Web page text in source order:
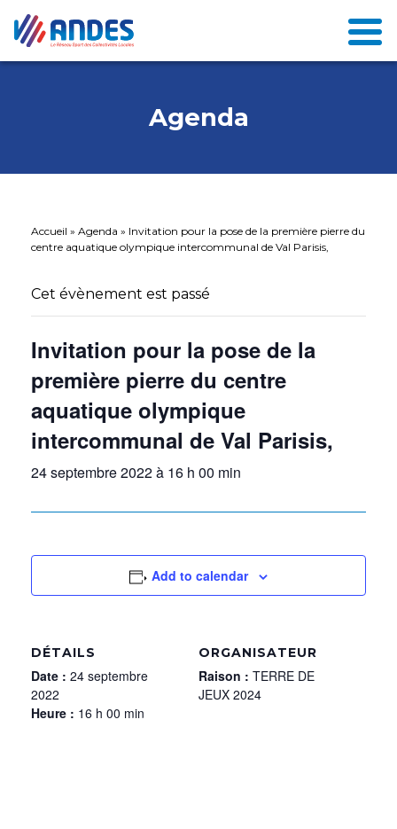
Agenda
Accueil » Agenda » Invitation pour la pose de la première pierre du
centre aquatique olympique intercommunal de Val Parisis,
Cet évènement est passé
Invitation pour la pose de la
première pierre du centre
aquatique olympique
intercommunal de Val Parisis,
24 septembre 2022 à 16 h 00 min
Add to calendar
DÉTAILS
Date : 24 septembre
2022
Heure : 16 h 00 min
ORGANISATEUR
Raison : TERRE DE
JEUX 2024